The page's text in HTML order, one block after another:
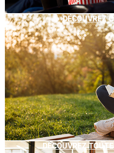
DÉCOUVREZ
DÉCOUVREZ